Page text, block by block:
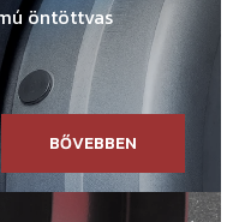
öntöttvas
BŐVEBBEN